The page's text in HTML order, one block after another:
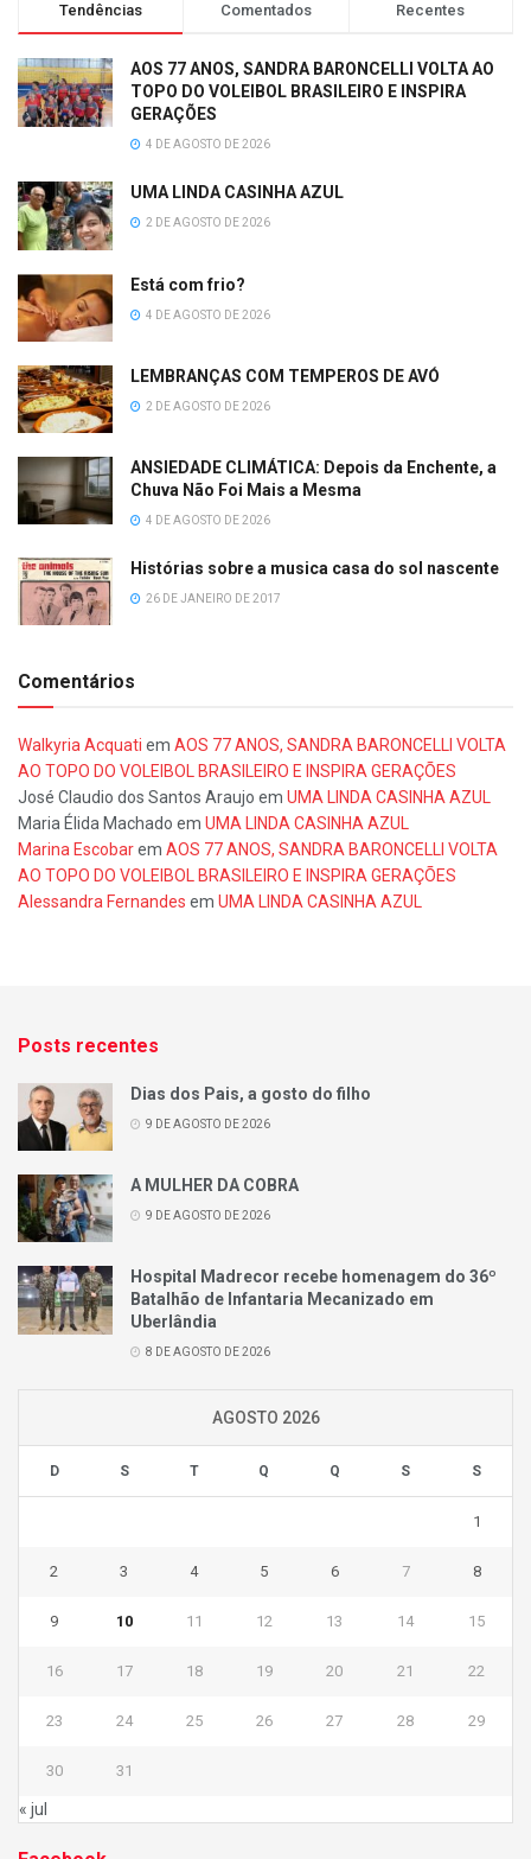
Tendências Comentados Recentes
AOS 77 ANOS, SANDRA BARONCELLI VOLTA AO
TOPO DO VOLEIBOL BRASILEIRO E INSPIRA
GERAÇÕES
4 DE AGOSTO DE 2026
UMA LINDA CASINHA AZUL
2 DE AGOSTO DE 2026
Está com frio?
4 DE AGOSTO DE 2026
LEMBRANÇAS COM TEMPEROS DE AVÓ
2 DE AGOSTO DE 2026
ANSIEDADE CLIMÁTICA: Depois da Enchente, a
Chuva Não Foi Mais a Mesma
4 DE AGOSTO DE 2026
Histórias sobre a musica casa do sol nascente
26 DE JANEIRO DE 2017
Comentários
Walkyria Acquati em AOS 77 ANOS, SANDRA BARONCELLI VOLTA
AO TOPO DO VOLEIBOL BRASILEIRO E INSPIRA GERAÇÕES
José Claudio dos Santos Araujo em UMA LINDA CASINHA AZUL
Maria Élida Machado em UMA LINDA CASINHA AZUL
Marina Escobarem AOS 77 ANOS, SANDRA BARONCELLI VOLTA
AO TOPO DO VOLEIBOL BRASILEIRO E INSPIRA GERAÇÕES
Alessandra Fernandes em UMA LINDA CASINHA AZUL
Posts recentes
Dias dos Pais, a gosto do filho
9 DE AGOSTO DE 2026
A MULHER DA COBRA
9 DE AGOSTO DE 2026
Hospital Madrecor recebe homenagem do 36º
Batalhão de Infantaria Mecanizado em
Uberlândia
8 DE AGOSTO DE 2026
AGOSTO 2026
D S T Q Q S S
1
2 3 4 5 6 7 8
9 10 11 12 13 14 15
16 17 18 19 20 21 22
23 24 25 26 27 28 29
30 31
« jul